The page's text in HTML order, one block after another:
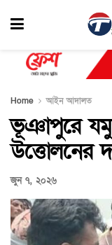
Home আইন আদালত
ভূঞাপুরে
উত্তোলনের
জুন ৭, ২০২৬